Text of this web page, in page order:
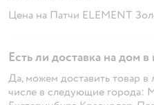
Цена на Патчи ELEMENT
Есть ли доставка на дом
Да, можем доставить товар
числе в следующие города: